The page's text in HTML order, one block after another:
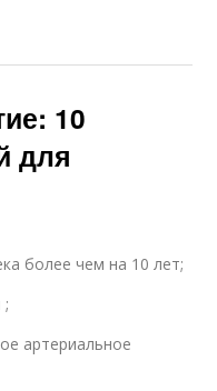
10
для
более чем на 10 лет;
;
артериальное